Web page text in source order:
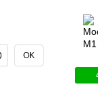
OK